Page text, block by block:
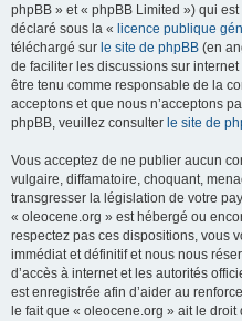
phpBB » et « phpBB Limited ») qui
déclaré sous la « licence publique
téléchargé sur le site de phpBB (en
de faciliter les discussions sur
être tenu comme responsable de la
acceptons et que nous n’acceptons
phpBB, veuillez consulter le site de
Vous acceptez de ne publier aucun
vulgaire, diffamatoire, choquant,
transgresser la législation de votre
« oleocene.org » est hébergé ou
respectez pas ces dispositions, vous
immédiat et définitif et nous nous
d’accès à internet et les autorités
est enregistrée afin d’aider au
le fait que « oleocene.org » ait le